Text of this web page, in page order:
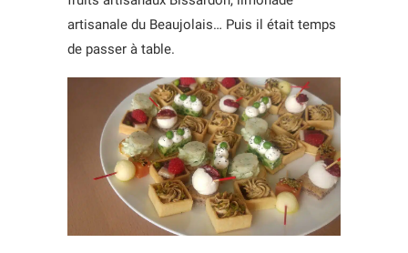
artisanale du Beaujolais… Puis il était temps
de passer à table.